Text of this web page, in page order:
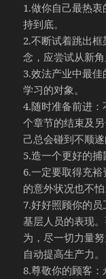
1.做你自己最热
持到底。
2.不断试着跳出
念，应尝试从新角
3.效法产业中最
学习的对象。
4.随时准备前进
个章节的结束及
己总会碰到不顺
5.造一个更好的捕
6.一定要取得充
的意外状况也不怕
7.好好照顾你的
基层人员的表现
为，尽一切力量
自动提高生产力。
8.尊敬你的顾客